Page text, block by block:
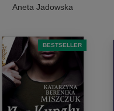
Aneta Jadowska
BESTSELLER